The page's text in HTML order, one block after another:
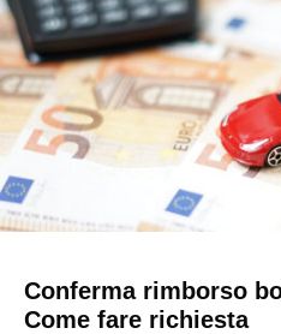
Conferma rimborso
Come fare richiesta